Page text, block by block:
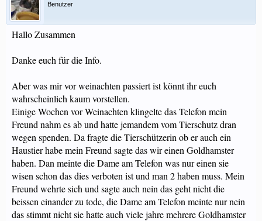
Benutzer
Hallo Zusammen
Danke euch für die Info.
Aber was mir vor weinachten passiert ist könnt ihr euch
wahrscheinlich kaum vorstellen.
Einige Wochen vor Weinachten klingelte das Telefon mein
Freund nahm es ab und hatte jemandem vom Tierschutz dran
wegen spenden. Da fragte die Tierschützerin ob er auch ein
Haustier habe mein Freund sagte das wir einen Goldhamster
haben. Dan meinte die Dame am Telefon was nur einen sie
wisen schon das dies verboten ist und man 2 haben muss. Mein
Freund wehrte sich und sagte auch nein das geht nicht die
beissen einander zu tode, die Dame am Telefon meinte nur nein
das stimmt nicht sie hatte auch viele jahre mehrere Goldhamster